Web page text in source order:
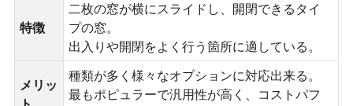
特徴
二枚の窓が横にスライドし、開閉できるタイ
プの窓。
出入りや開閉をよく行う箇所に適している。
メリッ
種類が多く様々なオプションに対応出来る。
最もポピュラーで汎用性が高く、コストパフ